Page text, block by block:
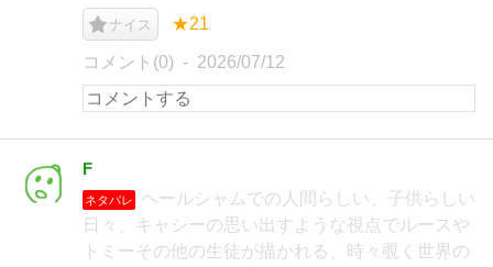
ナイス ★21
コメント(0) 2026/07/12
F
ネタバレ
ヘールシャムでの人間らしい、子供らしい
日々、キャシーの思い出すような視点でルースや
トミーその他の生徒が描かれる、時々覗く世界の